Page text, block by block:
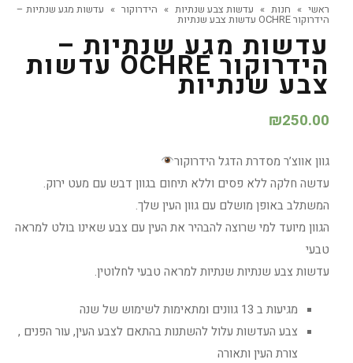
ראשי » חנות » עדשות צבע שנתיות » הידרוקור » עדשות מגע שנתיות –
הידרוקור OCHRE עדשות צבע שנתיות
עדשות מגע שנתיות –
הידרוקור OCHRE עדשות
צבע שנתיות
₪250.00
גוון אווצ’ר מסדרת הדגל הידרוקור
עדשה חלקה ללא פסים וללא תיחום בגוון דבש עם מעט ירוק.
המשתלב באופן מושלם עם גוון העין שלך.
הגוון מיועד למי שרוצה להבהיר את העין עם צבע שאינו בולט למראה
טבעי
עדשות צבע שנתיות שנתיות למראה טבעי לחלוטין.
מגיעות ב 13 גוונים ומתאימות לשימוש של שנה
צבע העדשות עלול להשתנות בהתאם לצבע העין, עור הפנים ,
צורת העין ותאורה